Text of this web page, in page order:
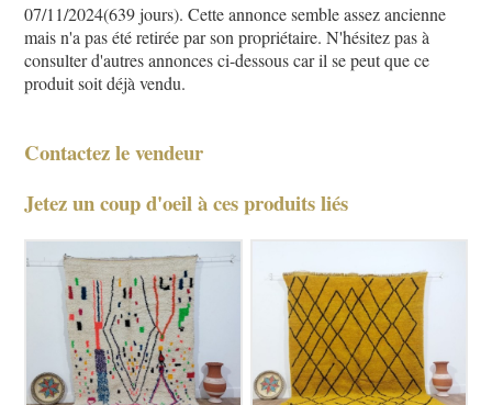
07/11/2024(639 jours). Cette annonce semble assez ancienne
mais n'a pas été retirée par son propriétaire. N'hésitez pas à
consulter d'autres annonces ci-dessous car il se peut que ce
produit soit déjà vendu.
Contactez le vendeur
Jetez un coup d'oeil à ces produits liés